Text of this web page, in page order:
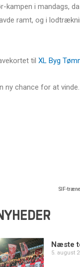
kampen i mandags,
ramt, og i
til XL Byg
ny chance for at
SIF-
Næste
5. august